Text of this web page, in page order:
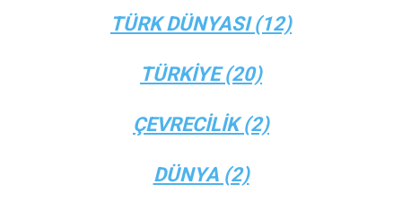
TÜRK DÜNYASI (12)
TÜRKİYE (20)
ÇEVRECİLİK (2)
DÜNYA (2)